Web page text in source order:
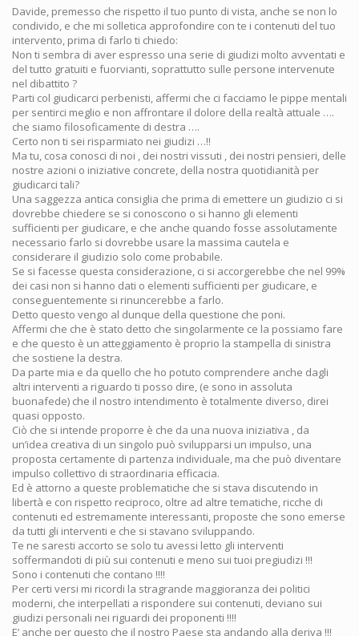
Davide, premesso che rispetto il tuo punto di vista, anche se non lo
condivido, e che mi solletica approfondire con te i contenuti del tuo
intervento, prima di farlo ti chiedo:
Non ti sembra di aver espresso una serie di giudizi molto avventati e
del tutto gratuiti e fuorvianti, soprattutto sulle persone intervenute
nel dibattito ?
Parti col giudicarci perbenisti, affermi che ci facciamo le pippe mentali
per sentirci meglio e non affrontare il dolore della realtà attuale ….
che siamo filosoficamente di destra ….
Certo non ti sei risparmiato nei giudizi …!!
Ma tu, cosa conosci di noi , dei nostri vissuti , dei nostri pensieri, delle
nostre azioni o iniziative concrete, della nostra quotidianità per
giudicarci tali?
Una saggezza antica consiglia che prima di emettere un giudizio ci si
dovrebbe chiedere se si conoscono o si hanno gli elementi
sufficienti per giudicare, e che anche quando fosse assolutamente
necessario farlo si dovrebbe usare la massima cautela e
considerare il giudizio solo come probabile.
Se si facesse questa considerazione, ci si accorgerebbe che nel 99%
dei casi non si hanno dati o elementi sufficienti per giudicare, e
conseguentemente si rinuncerebbe a farlo.
Detto questo vengo al dunque della questione che poni.
Affermi che che è stato detto che singolarmente ce la possiamo fare
e che questo è un atteggiamento è proprio la stampella di sinistra
che sostiene la destra.
Da parte mia e da quello che ho potuto comprendere anche dagli
altri interventi a riguardo ti posso dire, (e sono in assoluta
buonafede) che il nostro intendimento è totalmente diverso, direi
quasi opposto.
Ciò che si intende proporre è che da una nuova iniziativa , da
un’idea creativa di un singolo può svilupparsi un impulso, una
proposta certamente di partenza individuale, ma che può diventare
impulso collettivo di straordinaria efficacia.
Ed è attorno a queste problematiche che si stava discutendo in
libertà e con rispetto reciproco, oltre ad altre tematiche, ricche di
contenuti ed estremamente interessanti, proposte che sono emerse
da tutti gli interventi e che si stavano sviluppando.
Te ne saresti accorto se solo tu avessi letto gli interventi
soffermandoti di più sui contenuti e meno sui tuoi pregiudizi !!!
Sono i contenuti che contano !!!!
Per certi versi mi ricordi la stragrande maggioranza dei politici
moderni, che interpellati a rispondere sui contenuti, deviano sui
giudizi personali nei riguardi dei proponenti !!!!
E’ anche per questo che il nostro Paese sta andando alla deriva !!!